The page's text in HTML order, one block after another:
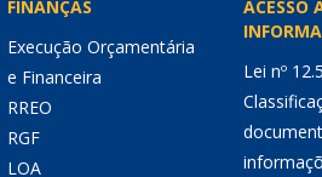
FINANÇAS
Execução Orçamentária
e Financeira
RREO
RGF
LOA
ACESSO
Lei nº